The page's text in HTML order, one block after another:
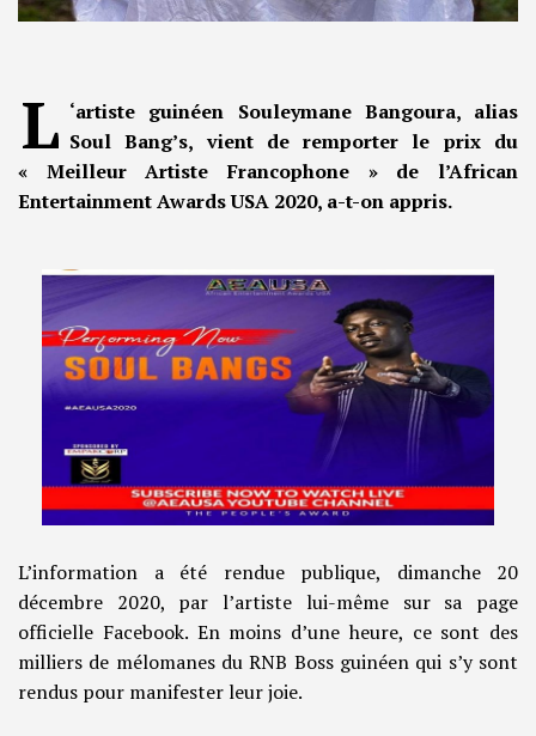
L ‘artiste guinéen Souleymane Bangoura, alias
Soul Bang’s, vient de remporter le prix du
« Meilleur Artiste Francophone » de l’African
Entertainment Awards USA 2020, a-t-on appris.
L’information a été rendue publique, dimanche 20
décembre 2020, par l’artiste lui-même sur sa page
officielle Facebook. En moins d’une heure, ce sont des
milliers de mélomanes du RNB Boss guinéen qui s’y sont
rendus pour manifester leur joie.